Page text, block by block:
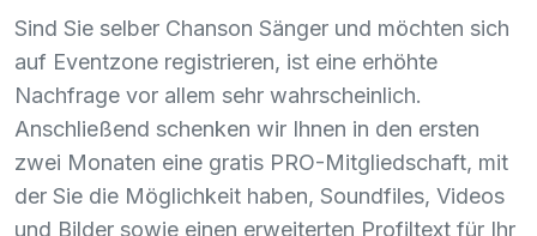
Sind Sie selber Chanson Sänger und möchten sich
auf Eventzone registrieren, ist eine erhöhte
Nachfrage vor allem sehr wahrscheinlich.
Anschließend schenken wir Ihnen in den ersten
zwei Monaten eine gratis PRO-Mitgliedschaft, mit
der Sie die Möglichkeit haben, Soundfiles, Videos
und Bilder sowie einen erweiterten Profiltext für Ihr